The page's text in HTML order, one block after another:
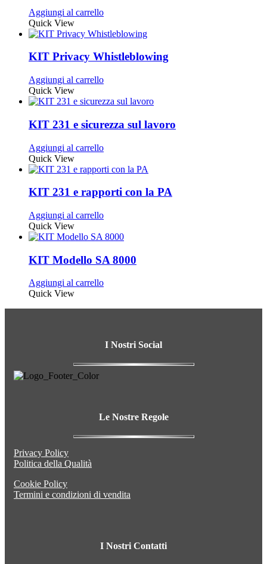
prodotto
Aggiungi al carrello
Quick View
KIT Privacy Whistleblowing
Aggiungi al carrello
Quick View
KIT 231 e sicurezza sul lavoro
Aggiungi al carrello
Quick View
KIT 231 e rapporti con la PA
Aggiungi al carrello
Quick View
KIT Modello SA 8000
Aggiungi al carrello
Quick View
I Nostri Social
Le Nostre Regole
Privacy Policy
Politica della Qualità
Cookie Policy
Termini e condizioni di vendita
I Nostri Contatti